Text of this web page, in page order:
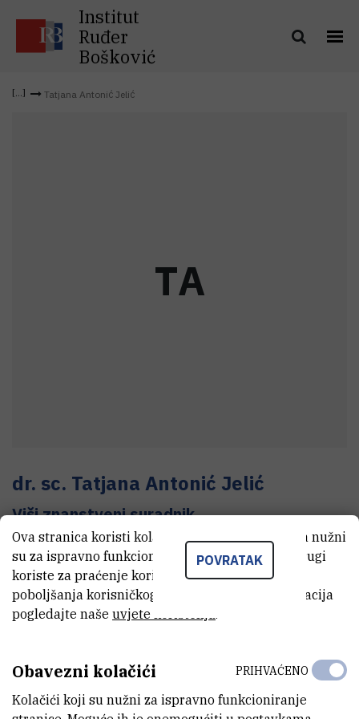
Institut
Ruđer
Bošković
Tatjana Antonić Jelić
TA
dr. sc. Tatjana Antonić Jelić
Viši znanstveni suradnik
E-MAIL
Tatjana.Antonic-Jelic@irb.hr
INTERNI BROJ
1390
POVRATAK
Ova stranica koristi kolačiće. Neki od tih kolačića nužni
su za ispravno funkcioniranje stranice, dok se drugi
koriste za praćenje korištenja stranice radi
poboljšanja korisničkog iskustva. Za više informacija
pogledajte naše uvjete korištenja.
Obavezni kolačići
Kolačići koji su nužni za ispravno funkcioniranje
PRIHVAĆENO